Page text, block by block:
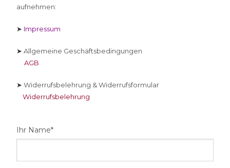
aufnehmen:
➤ Impressum
➤ Allgemeine Geschäftsbedingungen
AGB
➤Widerrufsbelehrung & Widerrufsformular
Widerrufsbelehrung
Ihr Name*